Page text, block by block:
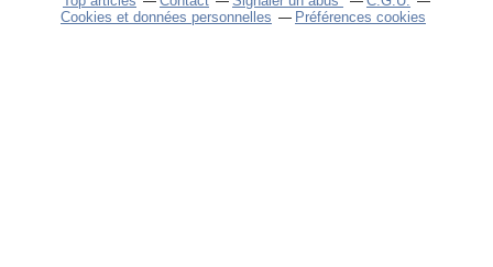
Cookies et données personnelles
Préférences cookies